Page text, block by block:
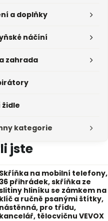
a doplňky
náčíní
zahrada
židle
kategorie
jste
Skříňka na mobilní telefony,
36 přihrádek, skříňka ze
hliníku se zámkem na
klíč a ručně psanými štítky,
nástěnná, pro třídu,
kancelář, tělocvičnu VEVOX